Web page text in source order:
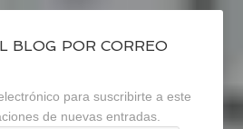
BLOG POR CORREO
para suscribirte a este
de nuevas entradas.